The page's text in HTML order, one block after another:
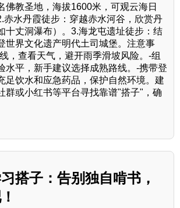
佛教圣地，海拔1600米，可观云海日
赤水丹霞徒步：穿越赤水河谷，欣赏丹
十丈洞瀑布）。3.海龙屯遗址徒步：结
世界文化遗产明代土司城堡。注意事
，查看天气，避开雨季滑坡风险。-组
水平，新手建议选择成熟路线。-携带登
足饮水和应急药品，保护自然环境。建
群或小红书等平台寻找靠谱"搭子"，确
搭子：告别独自啃书，